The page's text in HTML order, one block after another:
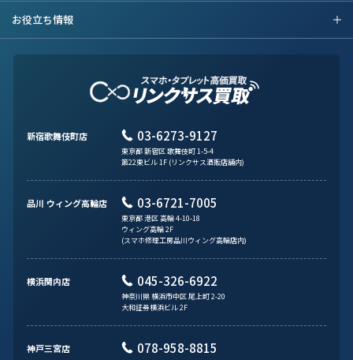
お役立ち情報
新宿歌舞伎町店 03-6273-9127
東京都 新宿区 歌舞伎町 1-5-4
第22東ビル 1F (リンクサス酒販店舗内)
品川 ウィング高輪店 03-6721-7005
東京都 港区 高輪 4-10-18
ウィング高輪 2F
(スマホ修理工房品川ウィング高輪店内)
横浜関内店 045-326-6922
神奈川県 横浜市中区 尾上町 2-20
大和証券横浜ビル 2F
神戸三宮店 078-958-8815